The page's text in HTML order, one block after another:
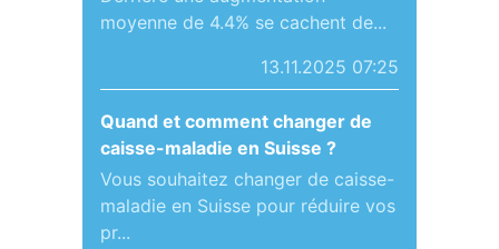
moyenne de 4.4% se cachent de...
13.11.2025 07:25
Quand et comment changer de
caisse-maladie en Suisse ?
Vous souhaitez changer de caisse-
maladie en Suisse pour réduire vos
pr...